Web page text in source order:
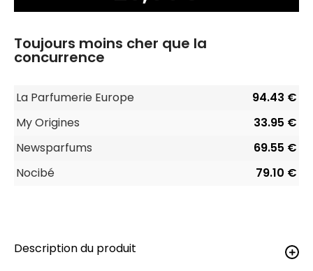
Toujours moins cher que la
concurrence
La Parfumerie Europe
94.43 €
My Origines
33.95 €
Newsparfums
69.55 €
Nocibé
79.10 €
Description du produit